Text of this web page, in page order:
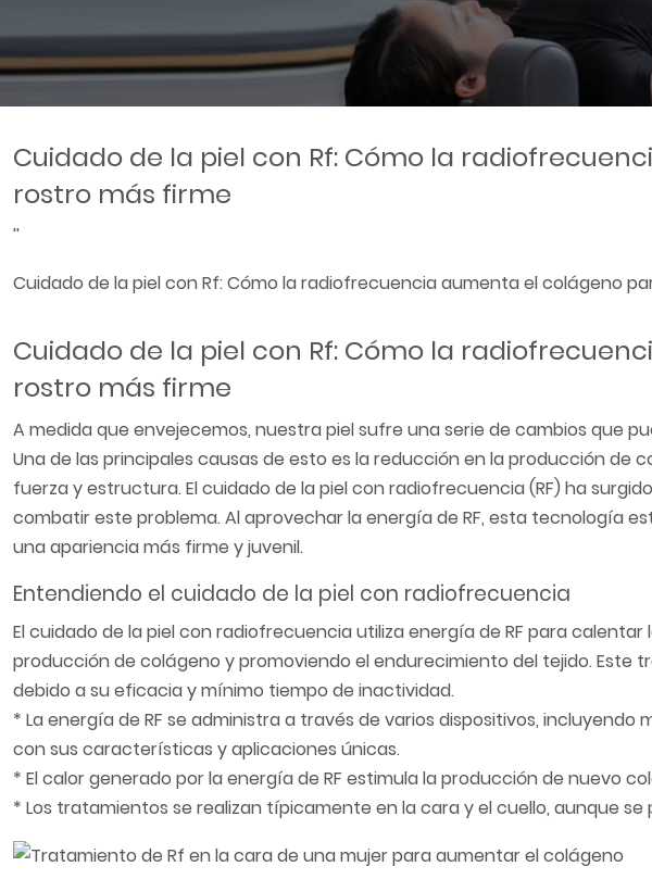
Cuidado de la piel con Rf: Cómo la
rostro más firme
''
Cuidado de la piel con Rf: Cómo la radiofrecuencia aumenta el colágeno
Cuidado de la piel con Rf: Cómo la
rostro más firme
A medida que envejecemos, nuestra piel sufre una serie de cambios que
Una de las principales causas de esto es la reducción en la producción de
fuerza y estructura. El cuidado de la piel con radiofrecuencia (RF) ha
combatir este problema. Al aprovechar la energía de RF, esta tecnología
una apariencia más firme y juvenil.
Entendiendo el cuidado de la piel con radiofrecuencia
El cuidado de la piel con radiofrecuencia utiliza energía de RF para
producción de colágeno y promoviendo el endurecimiento del tejido. Este
debido a su eficacia y mínimo tiempo de inactividad.
* La energía de RF se administra a través de varios dispositivos,
con sus características y aplicaciones únicas.
* El calor generado por la energía de RF estimula la producción de nuevo
* Los tratamientos se realizan típicamente en la cara y el cuello, aunque